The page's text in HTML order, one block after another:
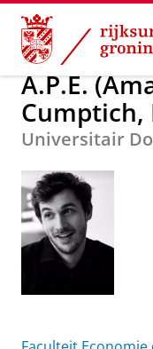
Skip
Content
Skip
Navigation
A.P.E.
Cumptich,
Universitair